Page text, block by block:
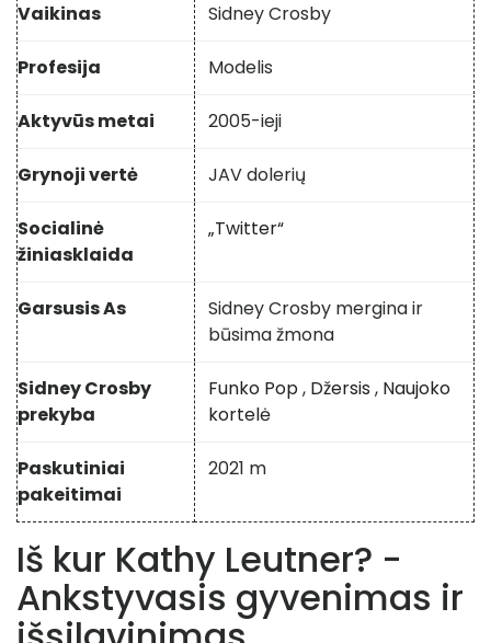
Vaikinas Sidney Crosby
Profesija Modelis
Aktyvūs metai 2005-ieji
Grynoji vertė JAV dolerių
Socialinė
žiniasklaida
„Twitter“
Garsusis As
Sidney Crosby mergina ir
būsima žmona
Sidney Crosby
prekyba
Funko Pop, Džersis , Naujoko
kortelė
Paskutiniai
pakeitimai
2021 m
Iš kur Kathy Leutner? -
Ankstyvasis gyvenimas ir